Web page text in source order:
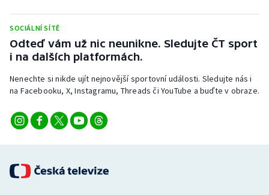
Veslování
Vodní slalom
SOCIÁLNÍ SÍTĚ
Odteď vám už nic neunikne. Sledujte ČT sport
i na dalších platformách.
Nenechte si nikde ujít nejnovější sportovní události. Sledujte nás i
na Facebooku, X, Instagramu, Threads či YouTube a buďte v obraze.